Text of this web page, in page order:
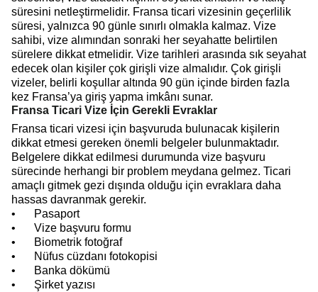
süresini netleştirmelidir. Fransa ticari vizesinin geçerlilik
süresi, yalnızca 90 günle sınırlı olmakla kalmaz. Vize
sahibi, vize alımından sonraki her seyahatte belirtilen
sürelere dikkat etmelidir. Vize tarihleri arasında sık seyahat
edecek olan kişiler çok girişli vize almalıdır. Çok girişli
vizeler, belirli koşullar altında 90 gün içinde birden fazla
kez Fransa’ya giriş yapma imkânı sunar.
Fransa Ticari Vize İçin Gerekli Evraklar
Fransa ticari vizesi için başvuruda bulunacak kişilerin
dikkat etmesi gereken önemli belgeler bulunmaktadır.
Belgelere dikkat edilmesi durumunda vize başvuru
sürecinde herhangi bir problem meydana gelmez. Ticari
amaçlı gitmek gezi dışında olduğu için evraklara daha
hassas davranmak gerekir.
•
Pasaport
•
Vize başvuru formu
•
Biometrik fotoğraf
•
Nüfus cüzdanı fotokopisi
•
Banka dökümü
•
Şirket yazısı